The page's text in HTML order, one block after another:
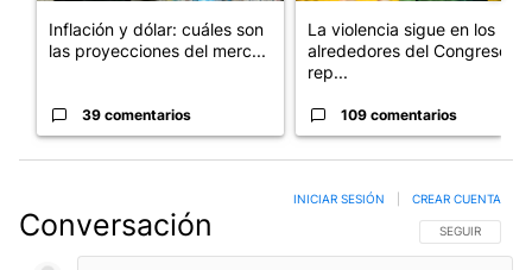
Inflación y dólar: cuáles son
las proyecciones del merc...
39 comentarios
La violencia sigue en los
alrededores del Congreso:
rep...
109 comentarios
Conversación SIGA ESTA
SEGUIR
INICIAR SESIÓN CREAR CUENTA